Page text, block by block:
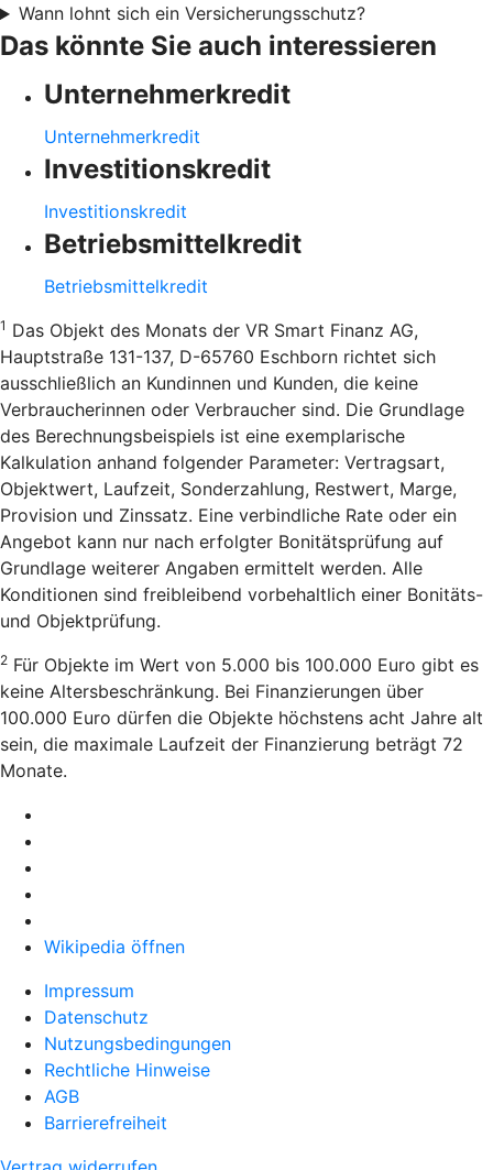
Wann lohnt sich ein Versicherungsschutz?
Das könnte Sie auch interessieren
Unternehmerkredit
Unternehmerkredit
Investitionskredit
Investitionskredit
Betriebsmittelkredit
Betriebsmittelkredit
1 Das Objekt des Monats der VR Smart Finanz AG,
Hauptstraße 131-137, D-65760 Eschborn richtet sich
ausschließlich an Kundinnen und Kunden, die keine
Verbraucherinnen oder Verbraucher sind. Die Grundlage
des Berechnungsbeispiels ist eine exemplarische
Kalkulation anhand folgender Parameter: Vertragsart,
Objektwert, Laufzeit, Sonderzahlung, Restwert, Marge,
Provision und Zinssatz. Eine verbindliche Rate oder ein
Angebot kann nur nach erfolgter Bonitätsprüfung auf
Grundlage weiterer Angaben ermittelt werden. Alle
Konditionen sind freibleibend vorbehaltlich einer Bonitäts-
und Objektprüfung.
2 Für Objekte im Wert von 5.000 bis 100.000 Euro gibt es
keine Altersbeschränkung. Bei Finanzierungen über
100.000 Euro dürfen die Objekte höchstens acht Jahre alt
sein, die maximale Laufzeit der Finanzierung beträgt 72
Monate.
Wikipedia öffnen
Impressum
Datenschutz
Nutzungsbedingungen
Rechtliche Hinweise
AGB
Barrierefreiheit